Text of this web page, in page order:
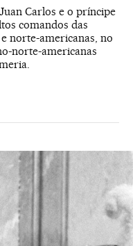
Carlos e o príncipe
comandos das
norte-americanas, no
norte-americanas